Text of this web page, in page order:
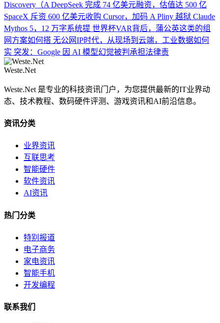
Discovery（A DeepSeek 完成 74 亿美元融资，估值达 500 亿
SpaceX 斥资 600 亿美元收购 Cursor，加码 A Pliny 越狱 Claude
Mythos 5，12 万字系统提 世界杯VAR背后，蒲公英这类的组
网方案如何搭 无公网IP时代，从现场到云端，工业数据如何
实 突发：Google 因 AI 模型幻觉被判承担法律责
Weste.Net
Weste.Net 是专业的科技资讯门户，为您提供最新的IT业界动
态、技术教程、数码硬件评测、游戏资讯和AI前沿信息。
资讯分类
业界资讯
互联思考
智能硬件
软件资讯
AI资讯
热门分类
特别报道
电子商务
家电资讯
智能手机
开发编程
联系我们